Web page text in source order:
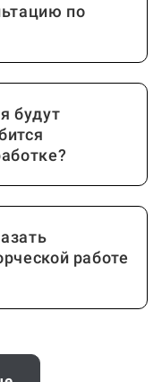
по
будут
работе